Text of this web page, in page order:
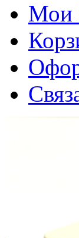
Мои